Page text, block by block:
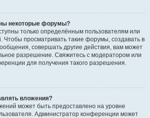
некоторые форумы?
только определённым пользователям или
Чтобы просматривать такие форумы, создавать в
совершать другие действия, вам может
разрешение. Свяжитесь с модератором или
для получения такого разрешения.
вложения?
может быть предоставлено на уровне
Администратор конференции может